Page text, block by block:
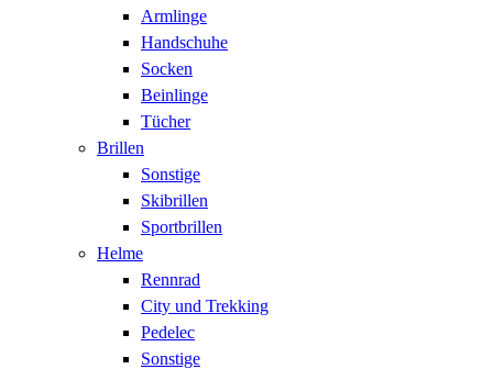
Armlinge
Handschuhe
Socken
Beinlinge
Tücher
Brillen
Sonstige
Skibrillen
Sportbrillen
Helme
Rennrad
City und Trekking
Pedelec
Sonstige